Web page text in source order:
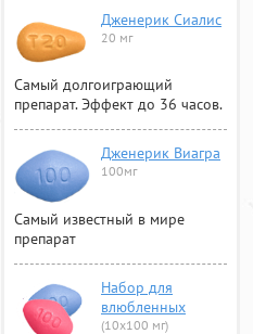
Дженерик Сиалис
20 мг
Самый долгоиграющий
препарат. Эффект до 36 часов.
Дженерик Виагра
100мг
Самый известный в мире
препарат
Набор для
влюбленных
(10х100 мг)